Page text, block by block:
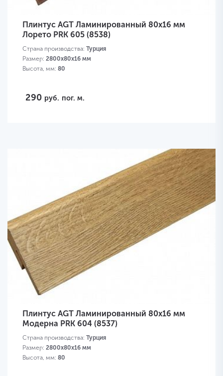
Плинтус AGT Ламинированный 80х16 мм
Лорето PRK 605 (8538)
Страна производства: Турция
Размер: 2800х80х16 мм
Высота, мм: 80
290 руб. пог. м.
Плинтус AGT Ламинированный 80х16 мм
Модерна PRK 604 (8537)
Страна производства: Турция
Размер: 2800х80х16 мм
Высота, мм: 80